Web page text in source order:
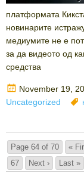
платформата
новинарите
медиумите не е
за да видеото од
средства
Posted
on
November 19,
Uncategorized
Page 64 of 70 «
67
Next › Last »